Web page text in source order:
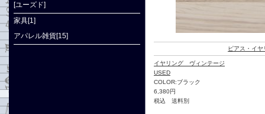
ピアス・イヤ
イヤリング ヴィンテージ
USED
COLOR:ブラック
6,380円
税込 送料別
[ユーズド]
家具[1]
アパレル雑貨[15]